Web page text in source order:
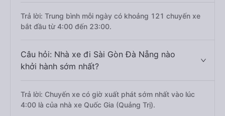
Trả lời: Trung bình mỗi ngày có khoảng 121 chuyến xe
bắt đầu từ 4:00 đến 23:00.
Câu hỏi: Nhà xe đi Sài Gòn Đà Nẵng nào
khởi hành sớm nhất?
Trả lời: Chuyến xe có giờ xuất phát sớm nhất vào lúc
4:00 là của nhà xe Quốc Gia (Quảng Trị).